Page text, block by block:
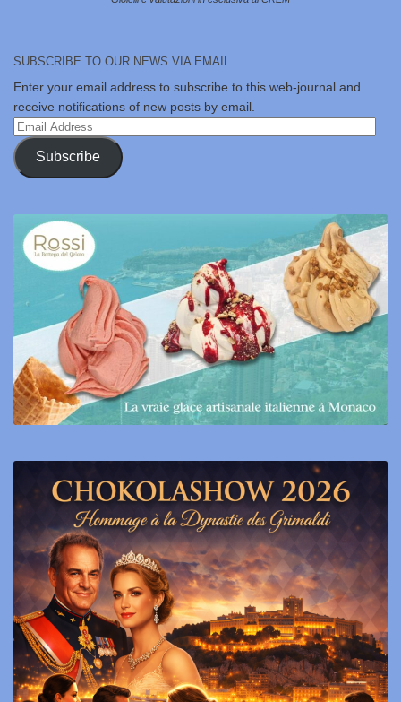
SUBSCRIBE TO OUR NEWS VIA EMAIL
Enter your email address to subscribe to this web-journal and
receive notifications of new posts by email.
Email
Address
Subscribe